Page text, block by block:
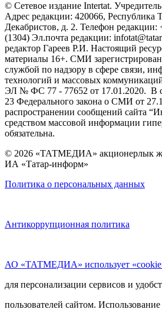
© Сетевое издание Intertat.
Адрес редакции: 420066, Республика
Декабристов, д. 2. Телефон редакции:
(1304) Эл.почта редакции:
редактор Гареев Р.И. Настоящий
материалы 16+. СМИ
службой по надзору в сфере связи,
технологий и массовых
ЭЛ № ФС 77 - 77652 от 17.01.2020. В
23 Федерального закона о СМИ от
распространении сообщений сайта
средством массовой информации
обязательна.
© 2026 «ТАТМЕДИА» акционерлык
ИА «Татар-информ»
Политика о персональных данных
Антикоррупционная политика
АО «ТАТМЕДИА» использует
для персонализации сервисов и
пользователей сайтом.